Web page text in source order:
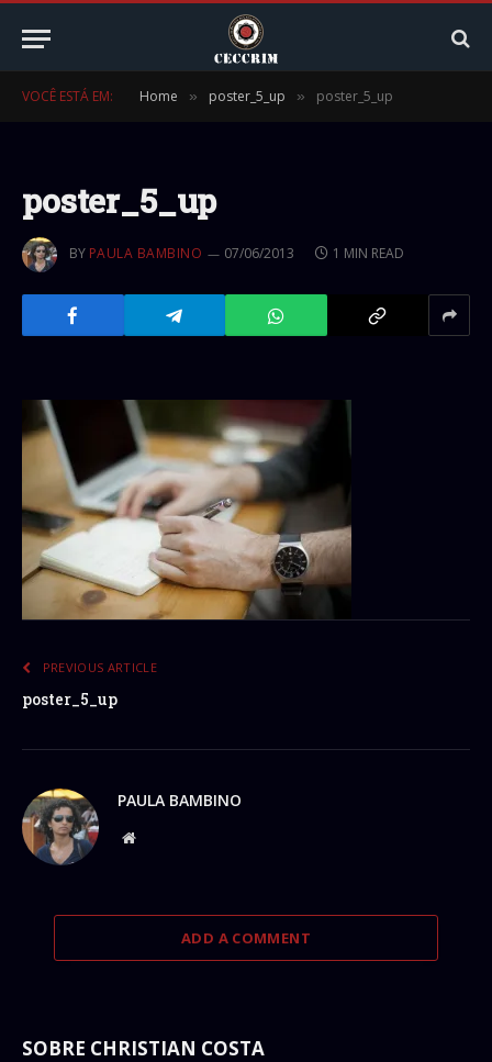
VOCÊ ESTÁ EM: Home » poster_5_up » poster_5_up
poster_5_up
BY PAULA BAMBINO 07/06/2013 1 MIN READ
PREVIOUS ARTICLE
poster_5_up
PAULA BAMBINO
Website
ADD A COMMENT
SOBRE CHRISTIAN COSTA